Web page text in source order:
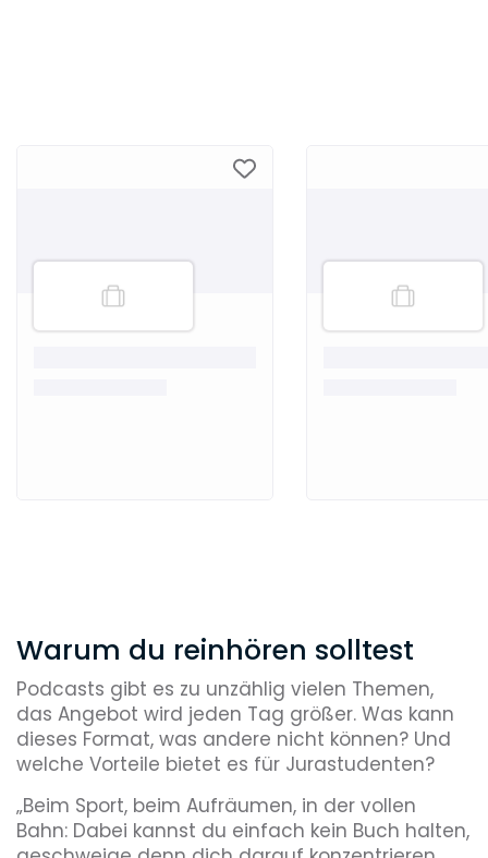
Warum du reinhören solltest
Podcasts gibt es zu unzählig vielen Themen,
das Angebot wird jeden Tag größer. Was kann
dieses Format, was andere nicht können? Und
welche Vorteile bietet es für Jurastudenten?
„Beim Sport, beim Aufräumen, in der vollen
Bahn: Dabei kannst du einfach kein Buch halten,